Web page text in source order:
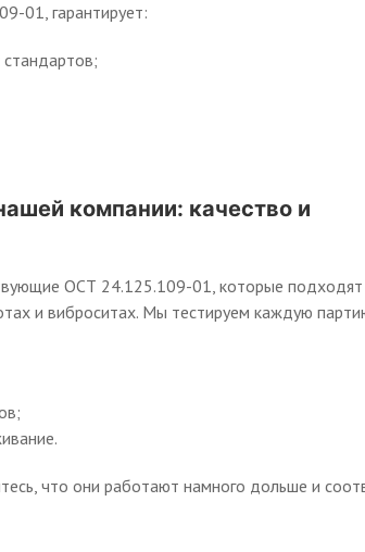
01, гарантирует:
компании: качество и
ОСТ 24.125.109-01, которые
и виброситах. Мы тестируем каждую
что они работают намного дольше и